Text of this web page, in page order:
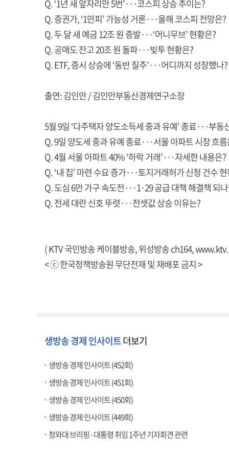
Q. ‘1년 새 앞자리만 5번’···코스피 상승 추이는?
Q. 증권가, ‘1만피’ 가능성 거론···올해 코스피 전망은?
Q. 두 달 새 예금 12조 원 증발···‘머니무브’ 현황은?
Q. 공매도 잔고 20조 원 돌파···빚투 현황은?
Q. ETF, 증시 상승에 ‘동반 질주’···어디까지 성장했나?
출연: 김인만 / 김인만부동산경제연구소장
5월 9일 ‘다주택자 양도소득세 중과 유예’ 종료···부동
Q. 9일 양도세 중과 유예 종료···서울 아파트 시장 흐름
Q. 4월 서울 아파트 40% ‘하락 거래’···자세한 내용은?
Q. ‘내 집’ 마련 수요 증가···토지거래허가 신청 건수
Q. 도심 6만 가구 속도전···1·29 공급 대책 해결책 되
Q. 전세 대란 신호 뚜렷···전셋값 상승 이유는?
( KTV 국민방송 케이블방송, 위성방송 ch164,
< ⓒ 한국정책방송원 무단전재 및 재배포 금지 >
생방송 경제 인사이트더보기
생방송 경제 인사이트 (452회)
생방송 경제 인사이트 (451회)
생방송 경제 인사이트 (450회)
생방송 경제 인사이트 (449회)
청와대 브리핑 - 대통령 취임 1주년 기자회견 관련